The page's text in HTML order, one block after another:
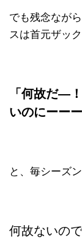
でも残念なが
スは首元ザッ
「何故だ―
いのにーー
と、毎シーズ
何故ないの